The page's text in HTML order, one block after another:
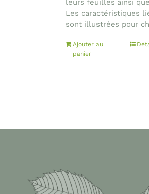
leurs feuilles ainsi
Les caractéristiques
sont illustrées pour
Ajouter au
panier